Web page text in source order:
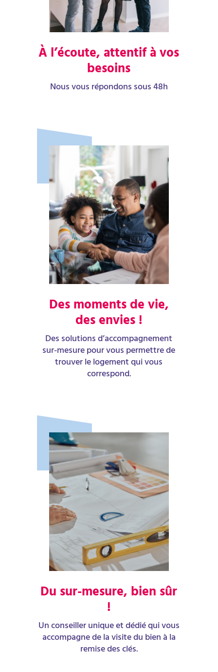
À l’écoute, attentif à vos
besoins
Nous vous répondons sous 48h
Des moments de vie,
des envies !
Des solutions d’accompagnement
sur-mesure pour vous permettre de
trouver le logement qui vous
correspond.
Du sur-mesure, bien sûr
!
Un conseiller unique et dédié qui vous
accompagne de la visite du bien à la
remise des clés.